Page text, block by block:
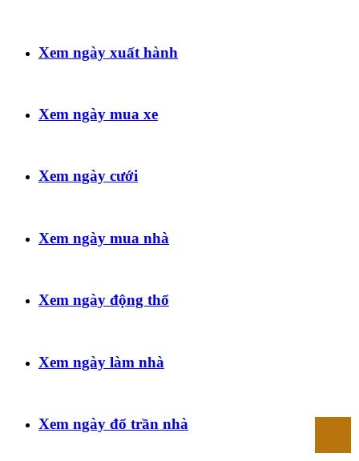
Xem ngày xuất hành
Xem ngày mua xe
Xem ngày cưới
Xem ngày mua nhà
Xem ngày động thổ
Xem ngày làm nhà
Xem ngày đổ trần nhà